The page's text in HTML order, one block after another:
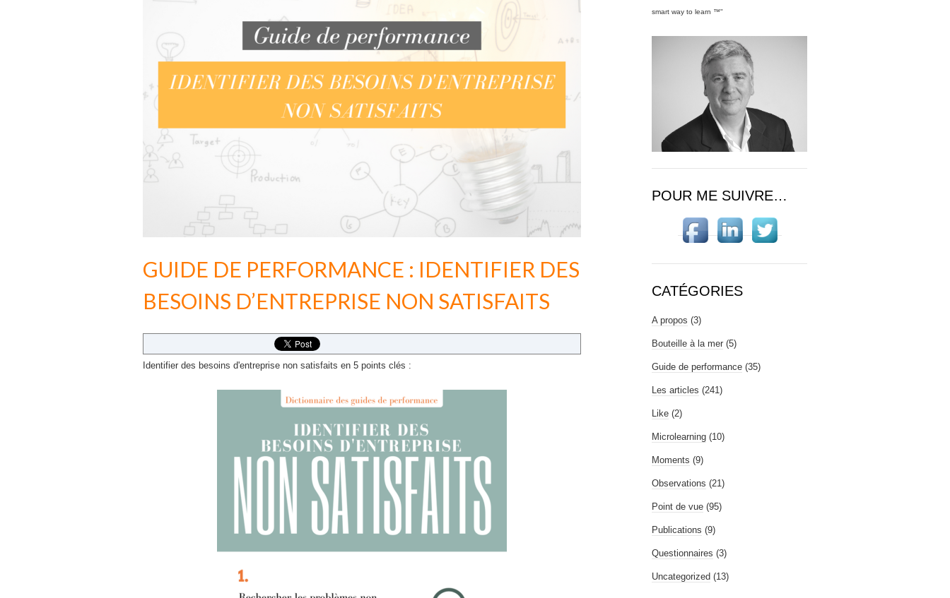
GUIDE DE PERFORMANCE : IDENTIFIER DES
BESOINS D’ENTREPRISE NON SATISFAITS
Identifier des besoins d'entreprise non satisfaits en 5 points clés :
smart way to learn ™"
POUR ME SUIVRE…
CATÉGORIES
A propos (3)
Bouteille à la mer (5)
Guide de performance (35)
Les articles (241)
Like (2)
Microlearning (10)
Moments (9)
Observations (21)
Point de vue (95)
Publications (9)
Questionnaires (3)
Uncategorized (13)